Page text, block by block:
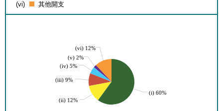
(vi)
其他開支
(vi) 12%
(v) 2%
(iv) 5%
(iii) 9%
(ii) 12%
(i) 60%